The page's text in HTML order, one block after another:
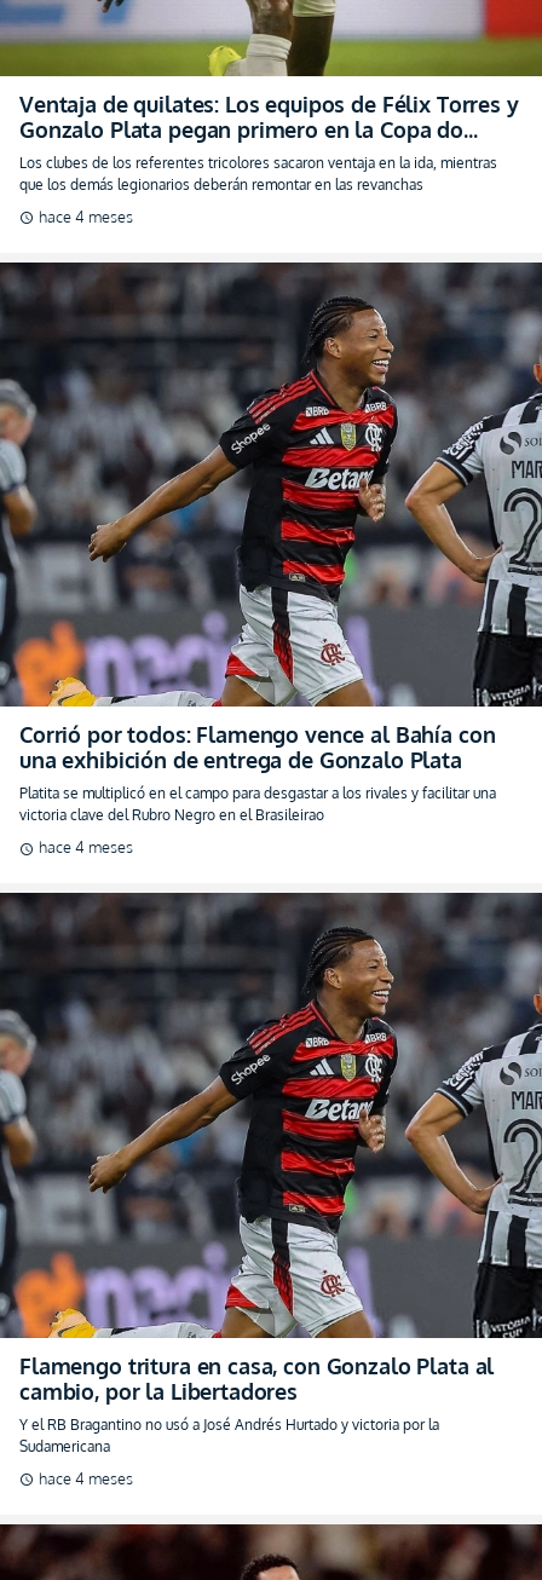
Ventaja de quilates: Los equipos de Félix Torres y
Gonzalo Plata pegan primero en la Copa do
Brasil
Los clubes de los referentes tricolores sacaron ventaja en la ida, mientras
que los demás legionarios deberán remontar en las revanchas
schedule hace 4 meses
Corrió por todos: Flamengo vence al Bahía con
una exhibición de entrega de Gonzalo Plata
Platita se multiplicó en el campo para desgastar a los rivales y facilitar una
victoria clave del Rubro Negro en el Brasileirao
schedule hace 4 meses
Flamengo tritura en casa, con Gonzalo Plata al
cambio, por la Libertadores
Y el RB Bragantino no usó a José Andrés Hurtado y victoria por la
Sudamericana
schedule hace 4 meses